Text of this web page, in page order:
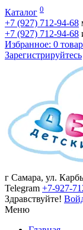
Каталог 0
+7 (927) 712-94-68
+7 (927) 712-94-68
Избранное: 0
Зарегистрируйтесь
г Самара, ул.
Telegram +7-927-
Здравствуйте!
Меню